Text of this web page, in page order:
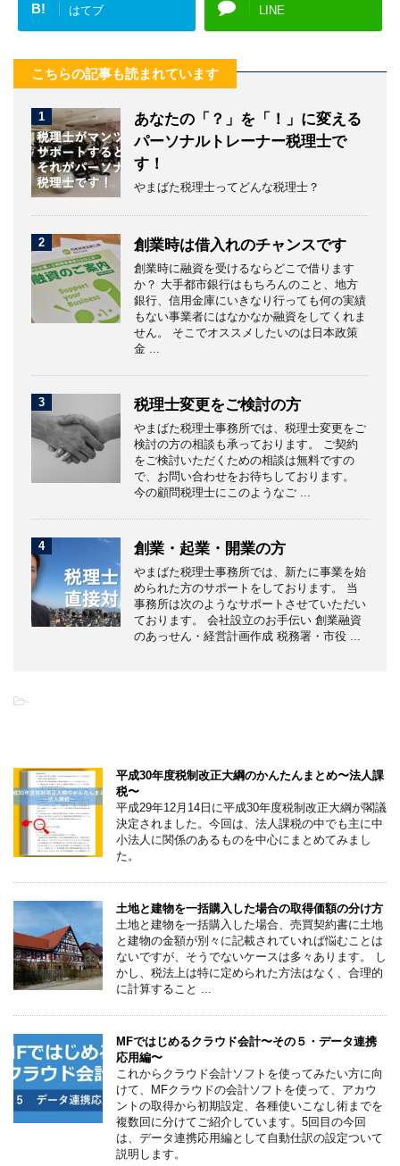
B! はてブ LINE
こちらの記事も読まれています
1
あなたの「？」を「！」に変える
パーソナルトレーナー税理士で
す！
やまばた税理士ってどんな税理士？
2 創業時は借入れのチャンスです
創業時に融資を受けるならどこで借ります
か？ 大手都市銀行はもちろんのこと、地方
銀行、信用金庫にいきなり行っても何の実績
もない事業者にはなかなか融資をしてくれま
せん。 そこでオススメしたいのは日本政策
金 ...
3 税理士変更をご検討の方
やまばた税理士事務所では、税理士変更をご
検討の方の相談も承っております。 ご契約
をご検討いただくための相談は無料ですの
で、お問い合わせをお待ちしております。
今の顧問税理士にこのようなご ...
4 創業・起業・開業の方
やまばた税理士事務所では、新たに事業を始
められた方のサポートをしております。 当
事務所は次のようなサポートさせていただい
ております。 会社設立のお手伝い 創業融資
のあっせん・経営計画作成 税務署・市役 ...
-
平成30年度税制改正大綱のかんたんまとめ〜法人課
税〜
平成29年12月14日に平成30年度税制改正大綱が閣議
決定されました。今回は、法人課税の中でも主に中
小法人に関係のあるものを中心にまとめてみまし
た。
土地と建物を一括購入した場合の取得価額の分け方
土地と建物を一括購入した場合、売買契約書に土地
と建物の金額が別々に記載されていれば悩むことは
ないですが、そうでないケースは多々あります。 し
かし、税法上は特に定められた方法はなく、合理的
に計算すること ...
MFではじめるクラウド会計〜その５・データ連携
応用編〜
これからクラウド会計ソフトを使ってみたい方に向
けて、MFクラウドの会計ソフトを使って、アカウ
ントの取得から初期設定、各種使いこなし術までを
複数回に分けてご紹介しています。5回目の今回
は、データ連携応用編として自動仕訳の設定ついて
説明します。